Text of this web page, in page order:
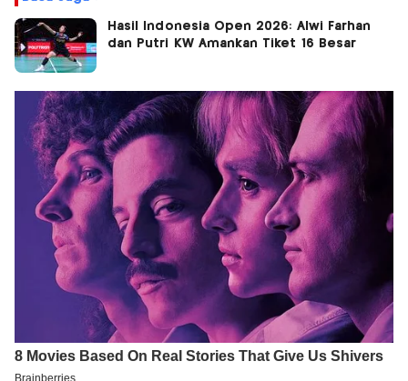
Hasil Indonesia Open 2026: Alwi Farhan
dan Putri KW Amankan Tiket 16 Besar